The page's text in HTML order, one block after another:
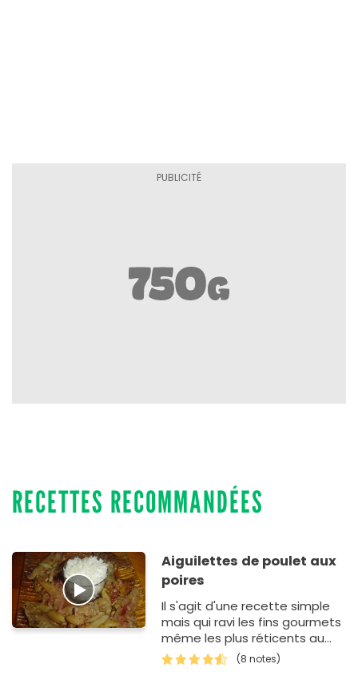
RECETTES RECOMMANDÉES
Aiguilettes de poulet aux
poires
Il s'agit d'une recette simple
mais qui ravi les fins gourmets
même les plus réticents au
mélange de volaille et de
fruits (de saison)
(8 notes)